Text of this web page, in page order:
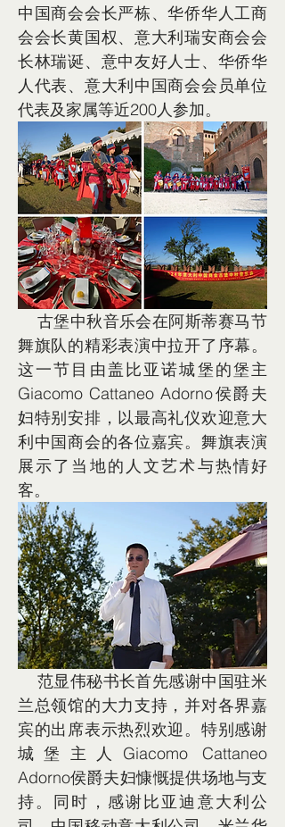
中国商会会长严栋、华侨华人工商
会会长黄国权、意大利瑞安商会会
长林瑞诞、意中友好人士、华侨华
人代表、意大利中国商会会员单位
代表及家属等近200人参加。
舞旗队的精彩表演中拉开了序幕。
这一节目由盖比亚诺城堡的堡主
Giacomo Cattaneo Adorno侯爵夫
妇特别安排，以最高礼仪欢迎意大
利中国商会的各位嘉宾。舞旗表演
展示了当地的人文艺术与热情好
客。
兰总领馆的大力支持，并对各界嘉
宾的出席表示热烈欢迎。特别感谢
城堡主人Giacomo Cattaneo
Adorno侯爵夫妇慷慨提供场地与支
持。同时，感谢比亚迪意大利公